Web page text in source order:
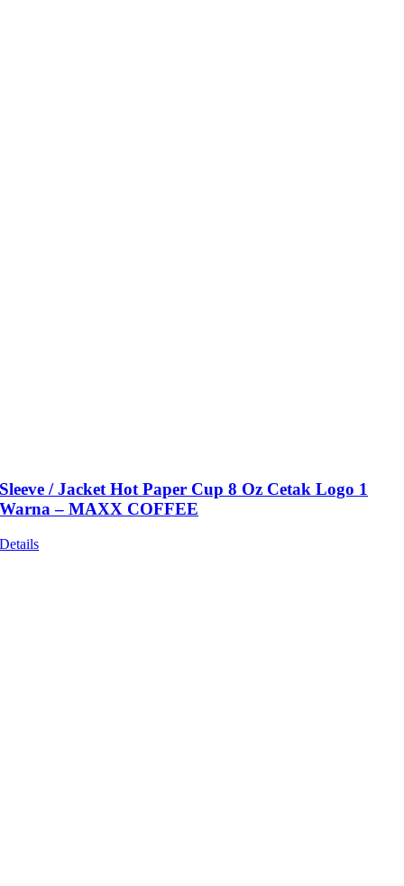
Sleeve / Jacket Hot Paper Cup 8 Oz Cetak Logo 1
Warna – MAXX COFFEE
Details